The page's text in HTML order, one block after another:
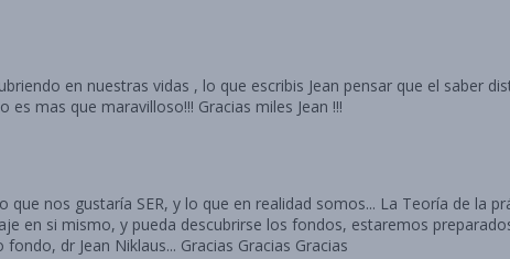
, lo que escribis Jean pensar que el saber distinguir Hechos de Interpretaciones evita muchos
mas que maravilloso!!! Gracias miles Jean !!!
que nos gustaría SER, y lo que en realidad somos... La Teoría de la
en si mismo, y pueda descubrirse los fondos, estaremos
dr Jean Niklaus... Gracias Gracias Gracias